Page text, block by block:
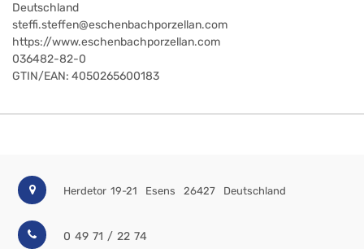
Deutschland
steffi.steffen@eschenbachporzellan.com
https://www.eschenbachporzellan.com
036482-82-0
GTIN/EAN: 4050265600183
Herdetor 19-21 Esens 26427 Deutschland
0 49 71 / 22 74